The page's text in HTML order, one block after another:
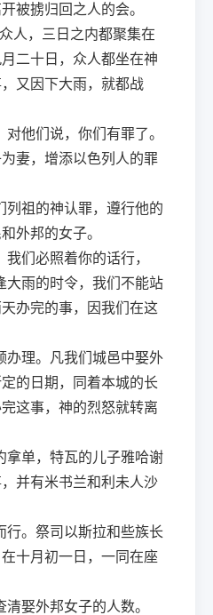
被掳归回之人的会。
人，三日之内都聚集在
二十日，众人都坐在神
又因下大雨，就都战
他们说，你们有罪了。
妻，增添以色列人的罪
列祖的神认罪，遵行他的
外邦的女子。
们必照着你的话行，
大雨的时令，我们不能站
办完的事，因我们在这
办理。凡我们城邑中娶外
的日期，同着本城的长
这事，神的烈怒就转离
拿单，特瓦的儿子雅哈谢
并有米书兰和利未人沙
行。祭司以斯拉和些族长
十月初一日，一同在座
娶外邦女子的人数。